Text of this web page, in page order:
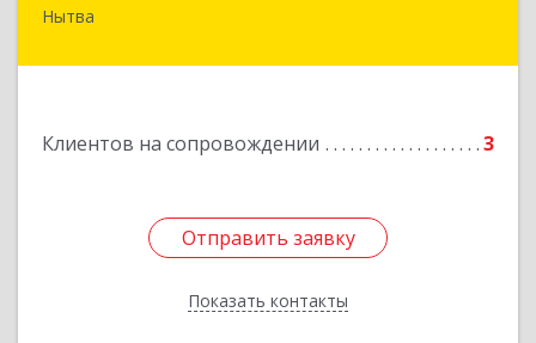
Нытва
Клиентов на сопровождении 3
Отправить заявку
Показать контакты
Отправить заявку
Назад